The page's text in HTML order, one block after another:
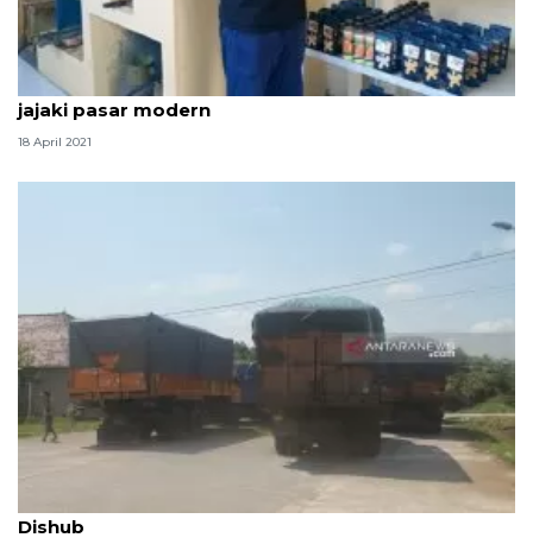
Momen Ramadhan, UKM unggulan Batubara "Joeli"
jajaki pasar modern
18 April 2021
Truk batubara melintasi jalur mudik akan ditindak
Dishub